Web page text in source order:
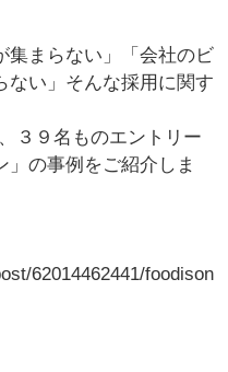
集まらない」「会社のビ
ない」そんな採用に関す
３９名ものエントリー
」の事例をご紹介しま
62014462441/foodison